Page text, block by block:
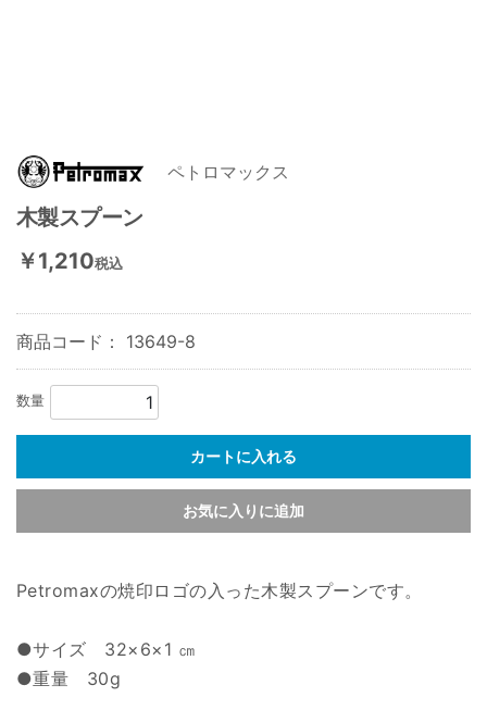
ペトロマックス
木製スプーン
￥1,210税込
商品コード： 13649-8
数量
カートに入れる
お気に入りに追加
Petromaxの焼印ロゴの入った木製スプーンです。
●サイズ 32×6×1 ㎝
●重量 30g